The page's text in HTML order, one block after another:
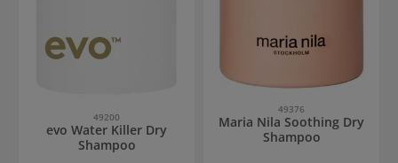
49200
evo Water Killer Dry
Shampoo
49376
Maria Nila Soothing Dry
Shampoo